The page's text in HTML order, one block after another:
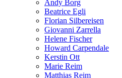
Andy Borg
Beatrice Egli
Florian Silbereisen
Giovanni Zarrella
Helene Fischer
Howard Carpendale
Kerstin Ott
Marie Reim
Matthias Reim